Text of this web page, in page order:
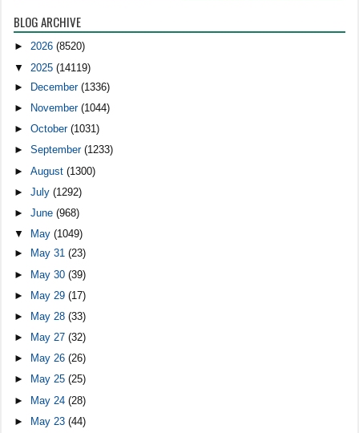
BLOG ARCHIVE
►2026(8520)
▼ 2025(14119)
►
December(1336)
►
November(1044)
►October(1031)
►September(1233)
►August(1300)
►July(1292)
►June(968)
▼
May(1049)
►
May 31(23)
► May 30(39)
► May 29(17)
►
May 28(33)
►
May 27(32)
►
May 26(26)
►
May 25(25)
► May 24(28)
►
May 23(44)